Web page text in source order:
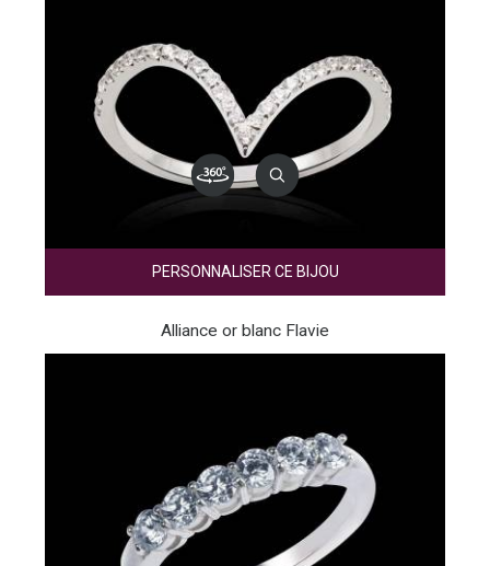
PERSONNALISER CE BIJOU
Alliance or blanc Flavie